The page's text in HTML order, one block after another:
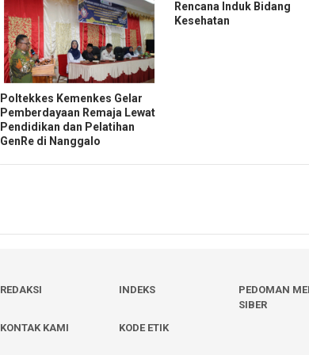
Poltekkes Kemenkes Gelar
Pemberdayaan Remaja Lewat
Pendidikan dan Pelatihan
GenRe di Nanggalo
Rencana Induk Bidang
Kesehatan
REDAKSI INDEKS
PEDOMAN
SIBER
KONTAK KAMI
KODE ETIK